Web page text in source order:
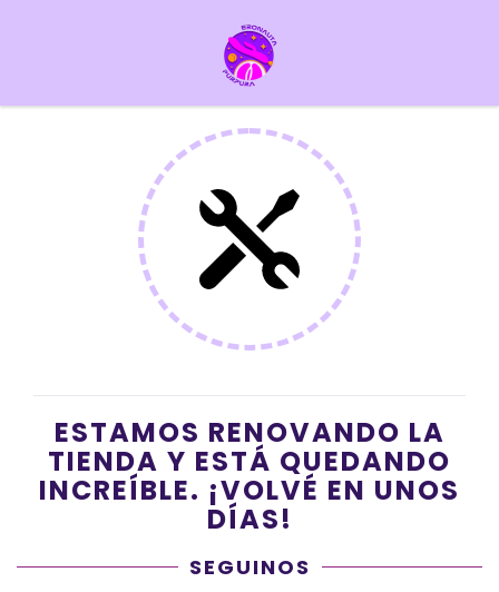
ESTAMOS RENOVANDO LA
TIENDA Y ESTÁ QUEDANDO
INCREÍBLE. ¡VOLVÉ EN UNOS
DÍAS!
SEGUINOS